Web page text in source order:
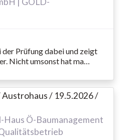
Prüfung dabei und zeigt
Nicht umsonst hat ma…
/ 19.5.2026 /
Haus Ö-Baumanagement